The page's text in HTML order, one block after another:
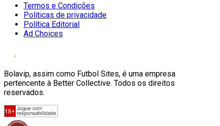
Termos e Condições
Políticas de privacidade
Política Editorial
Ad Choices
Bolavip, assim como Futbol Sites, é uma empresa
pertencente à Better Collective. Todos os direitos
reservados.